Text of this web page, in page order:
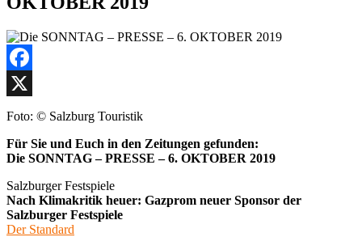
Facebook
X
Foto: © Salzburg Touristik
Für Sie und Euch in den Zeitungen gefunden:
Die SONNTAG – PRESSE – 6. OKTOBER 2019
Salzburger Festspiele
Nach Klimakritik heuer: Gazprom neuer Sponsor der
Salzburger Festspiele
Der Standard